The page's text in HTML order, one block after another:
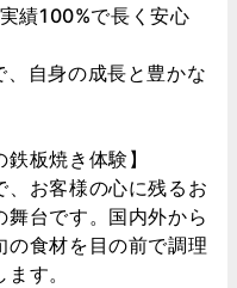
績100%で長く安心
自身の成長と豊かな
板焼き体験】
、お客様の心に残るお
舞台です。国内外から
の食材を目の前で調理
す。